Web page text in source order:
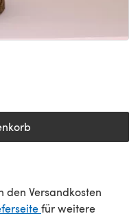
den Versandkosten
(öffnet sich in
für weitere